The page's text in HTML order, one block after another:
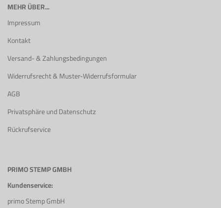
MEHR ÜBER...
Impressum
Kontakt
Versand- & Zahlungsbedingungen
Widerrufsrecht & Muster-Widerrufsformular
AGB
Privatsphäre und Datenschutz
Rückrufservice
PRIMO STEMP GMBH
Kundenservice:
primo Stemp GmbH